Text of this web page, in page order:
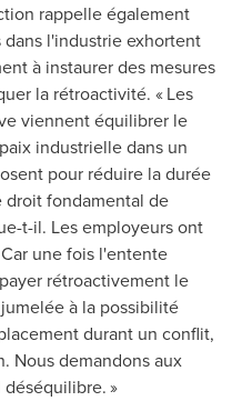
rappelle également
l'industrie exhortent
à instaurer des mesures
la rétroactivité. « Les
viennent équilibrer le
industrielle dans un
pour réduire la durée
fondamental de
t-il. Les employeurs ont
une fois l'entente
rétroactivement le
à la possibilité
durant un conflit,
Nous demandons aux
»